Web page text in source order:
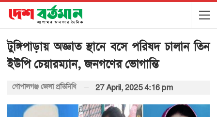
টুঙ্গিপাড়ায় অজ্ঞাত স্থানে বসে পরিষদ চালান তিন
ইউপি চেয়ারম্যান, জনগণের ভোগান্তি
গোপালগঞ্জ জেলা প্রতিনিধি 27 April, 2025 4:16 pm